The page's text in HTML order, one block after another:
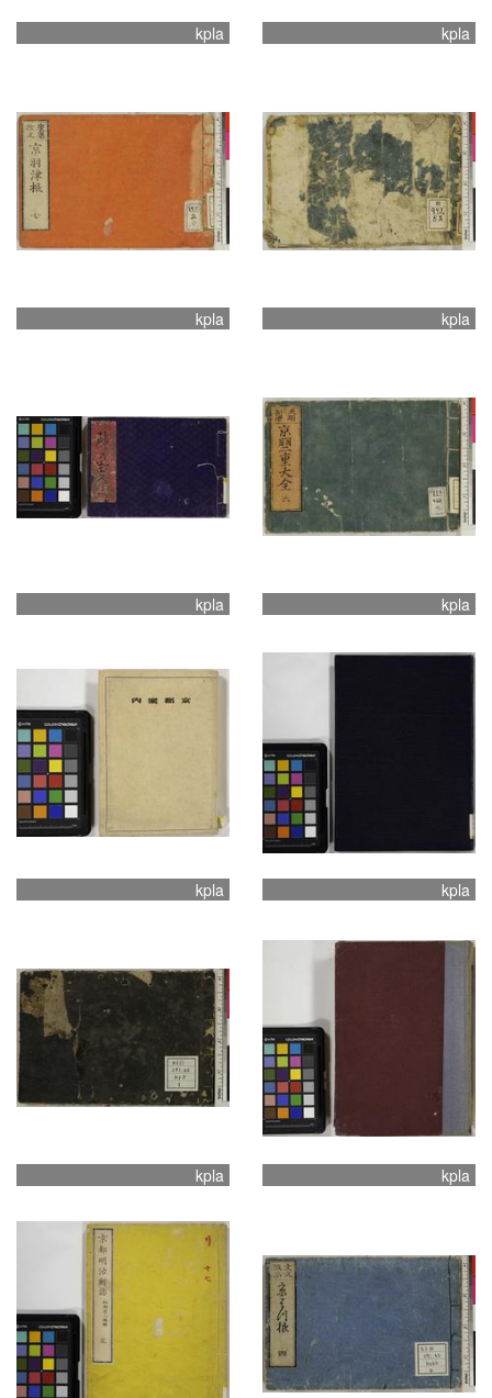
kpla kpla
kpla kpla
kpla kpla
kpla kpla
kpla kpla